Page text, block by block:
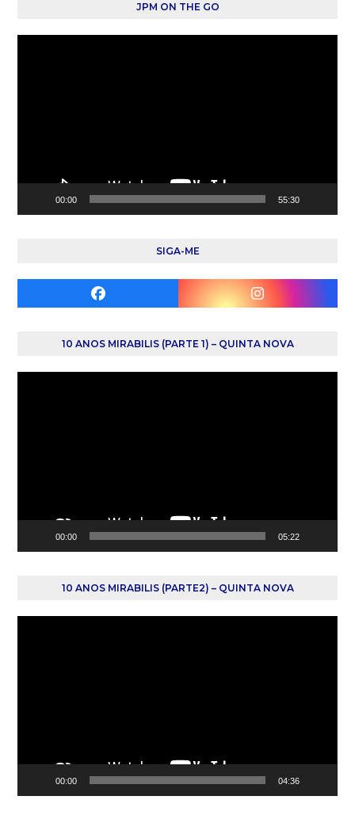
JPM ON THE GO
00:00 55:30
SIGA-ME
Facebook Instagram
10 ANOS MIRABILIS (PARTE 1) – QUINTA NOVA
00:00 05:22
10 ANOS MIRABILIS (PARTE2) – QUINTA NOVA
00:00 04:36